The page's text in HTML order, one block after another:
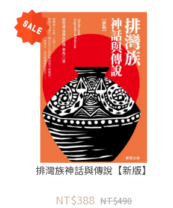
排灣族神話與傳說【新版】
NT$388 NT$490